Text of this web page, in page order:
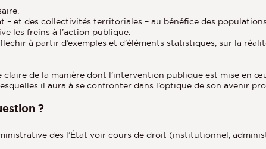
– et des collectivités territoriales – au bénéfice des
les freins à l’action publique.
à partir d’exemples et d’éléments statistiques, sur la
de la manière dont l’intervention publique est mise en
il aura à se confronter dans l’optique de son avenir
?
des l’État voir cours de droit (institutionnel,